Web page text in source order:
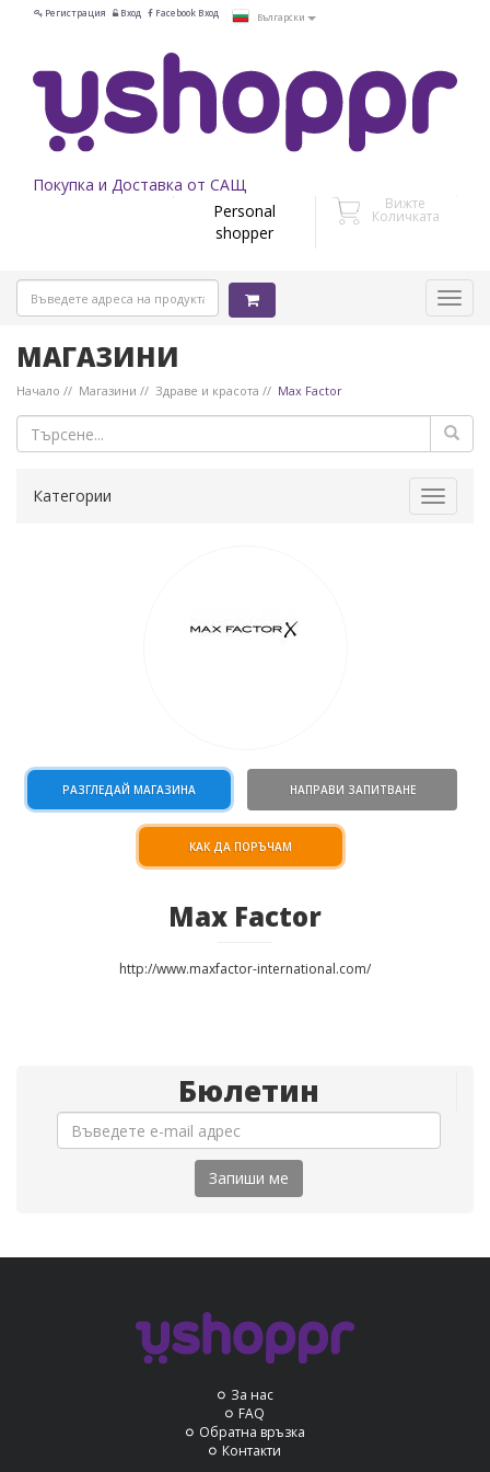
Регистрация Вход Facebook Вход Български
Покупка и Доставка от САЩ
Personal
shopper
Вижте
Количката
МАГАЗИНИ
Начало Магазини Здраве и красота Max Factor
Toggle
Категории
РАЗГЛЕДАЙ МАГАЗИНА НАПРАВИ ЗАПИТВАНЕ
КАК ДА ПОРЪЧАМ
Max Factor
http://www.maxfactor-international.com/
Бюлетин
Запиши ме
За нас
FAQ
Обратна връзка
Контакти